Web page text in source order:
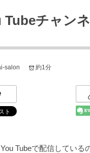
Tubeチャン
salon 約1分
Tubeで配信している